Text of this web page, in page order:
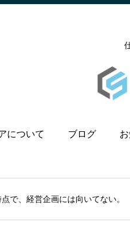
について ブログ
で、経営企画には向いてない。